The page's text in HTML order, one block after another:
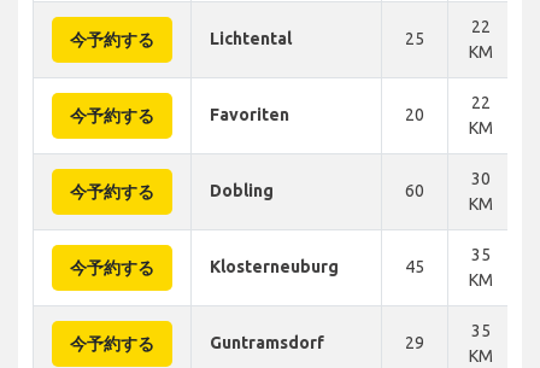
今予約する Lichtental 25
22
KM
今予約する Favoriten 20
22
KM
今予約する Dobling 60
30
KM
今予約する Klosterneuburg 45
35
KM
今予約する Guntramsdorf 29
35
KM